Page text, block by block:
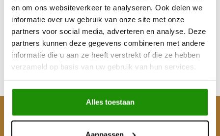
en om ons websiteverkeer te analyseren. Ook delen we
informatie over uw gebruik van onze site met onze
partners voor social media, adverteren en analyse. Deze
partners kunnen deze gegevens combineren met andere
informatie die u aan ze heeft verstrekt of die ze hebben
verzameld op basis van uw gebruik van hun services.
Alles toestaan
Aanpassen
€26,45
Excl. btw
€32,00
Klantenservice